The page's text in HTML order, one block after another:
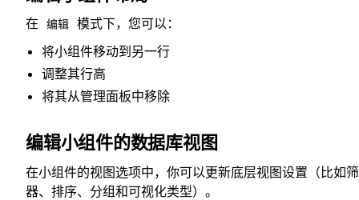
在 编辑 模式下，您可以：
将小组件移动到另一行
调整其行高
将其从管理面板中移除
编辑小组件的数据库视图
在小组件的视图选项中，你可以更新底层视图设置（比如
器、排序、分组和可视化类型）。